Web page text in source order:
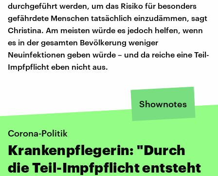
durchgeführt werden, um das Risiko für besonders
gefährdete Menschen tatsächlich einzudämmen, sagt
Christina. Am meisten würde es jedoch helfen, wenn
es in der gesamten Bevölkerung weniger
Neuinfektionen geben würde – und da reiche eine Teil-
Impfpflicht eben nicht aus.
Shownotes
Corona-Politik
Krankenpflegerin: "Durch
die Teil-Impfpflicht entsteht